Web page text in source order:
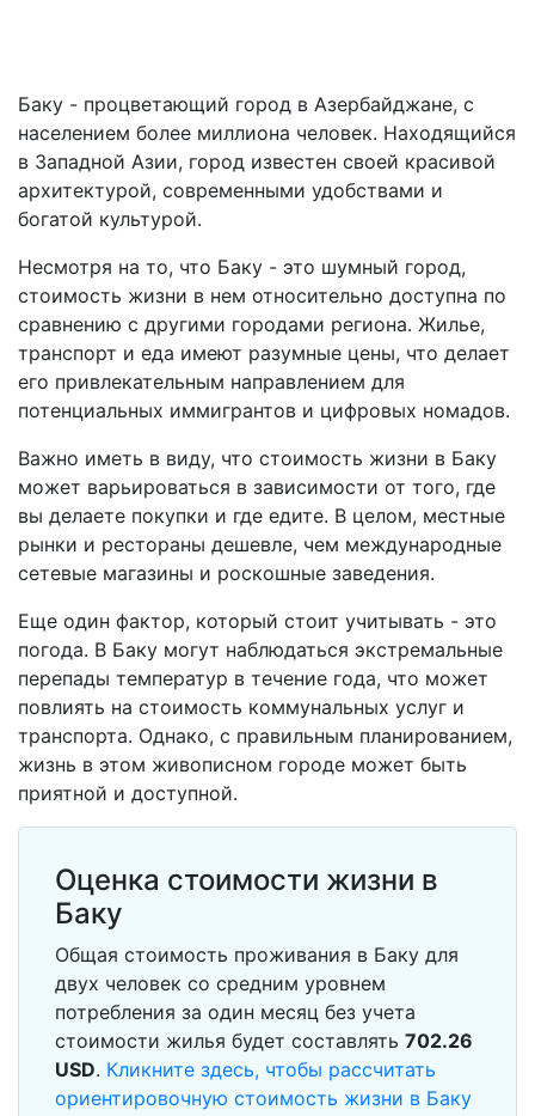
Баку - процветающий город в Азербайджане, с
населением более миллиона человек. Находящийся
в Западной Азии, город известен своей красивой
архитектурой, современными удобствами и
богатой культурой.
Несмотря на то, что Баку - это шумный город,
стоимость жизни в нем относительно доступна по
сравнению с другими городами региона. Жилье,
транспорт и еда имеют разумные цены, что делает
его привлекательным направлением для
потенциальных иммигрантов и цифровых номадов.
Важно иметь в виду, что стоимость жизни в Баку
может варьироваться в зависимости от того, где
вы делаете покупки и где едите. В целом, местные
рынки и рестораны дешевле, чем международные
сетевые магазины и роскошные заведения.
Еще один фактор, который стоит учитывать - это
погода. В Баку могут наблюдаться экстремальные
перепады температур в течение года, что может
повлиять на стоимость коммунальных услуг и
транспорта. Однако, с правильным планированием,
жизнь в этом живописном городе может быть
приятной и доступной.
Оценка стоимости жизни в
Баку
Общая стоимость проживания в Баку для
двух человек со средним уровнем
потребления за один месяц без учета
стоимости жилья будет составлять 702.26
USD. Кликните здесь, чтобы рассчитать
ориентировочную стоимость жизни в Баку